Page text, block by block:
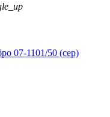
07-1101/50 (сер)